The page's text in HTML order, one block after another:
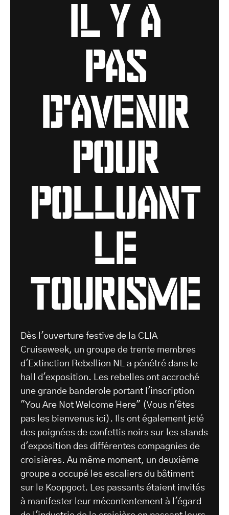
Il y a
pas
d'avenir
pour
polluant
le
tourisme
Dès l'ouverture festive de la CLIA
Cruiseweek, un groupe de trente membres
d'Extinction Rebellion NL a pénétré dans le
hall d'exposition. Les rebelles ont accroché
une grande banderole portant l'inscription
"You Are Not Welcome Here" (Vous n'êtes
pas les bienvenus ici). Ils ont également jeté
des poignées de confettis noirs sur les stands
d'exposition des différentes compagnies de
croisières. Au même moment, un deuxième
groupe a occupé les escaliers du bâtiment
sur le Koopgoot. Les passants étaient invités
à manifester leur mécontentement à l'égard